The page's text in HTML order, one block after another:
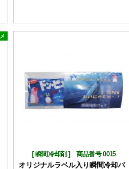
[瞬間冷却剤 ] 商品番号 0015
オリジナルラベル入り瞬間冷却パ